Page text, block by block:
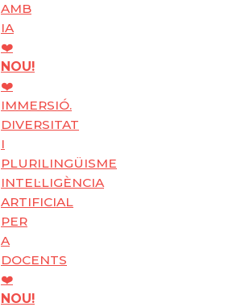
AMB
IA
❤️
NOU!
❤️
IMMERSIÓ.
DIVERSITAT
I
PLURILINGÜISME
INTEL·LIGÈNCIA
ARTIFICIAL
PER
A
DOCENTS
❤️
NOU!